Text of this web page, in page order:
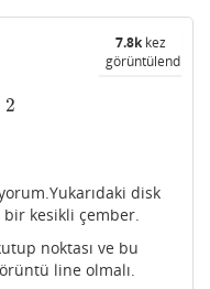
7.8kkez
görüntülendi
2
disk
bir kesikli çember.
noktası ve bu
line olmalı.